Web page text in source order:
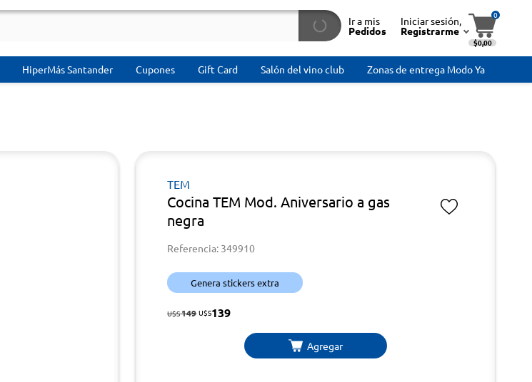
Ir a mis
Pedidos
Iniciar sesión,
Registrarme
0
$0,00
HiperMás Santander Cupones Gift Card Salón del vino club Zonas de entrega Modo Ya
TEM
Cocina TEM Mod. Aniversario a gas
negra
Referencia: 349910
Genera stickers extra
U$S149 U$S139
Agregar